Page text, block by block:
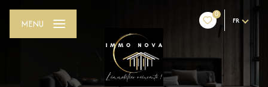
0
FR
MENU